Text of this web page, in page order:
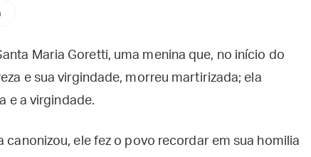
Maria Goretti, uma menina que, no início do
e sua virgindade, morreu martirizada; ela
e a virgindade.
canonizou, ele fez o povo recordar em sua homilia